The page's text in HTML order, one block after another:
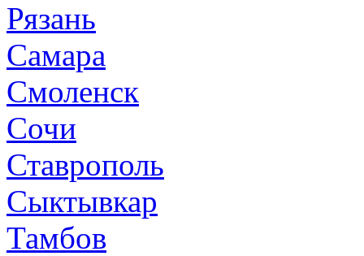
Рязань
Самара
Смоленск
Сочи
Ставрополь
Сыктывкар
Тамбов